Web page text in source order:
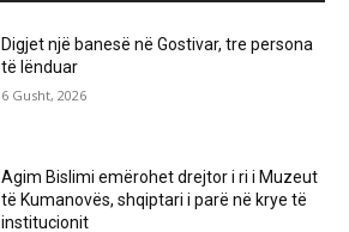
Digjet një banesë në Gostivar, tre persona
të lënduar
6 Gusht, 2026
Agim Bislimi emërohet drejtor i ri i Muzeut
të Kumanovës, shqiptari i parë në krye të
institucionit